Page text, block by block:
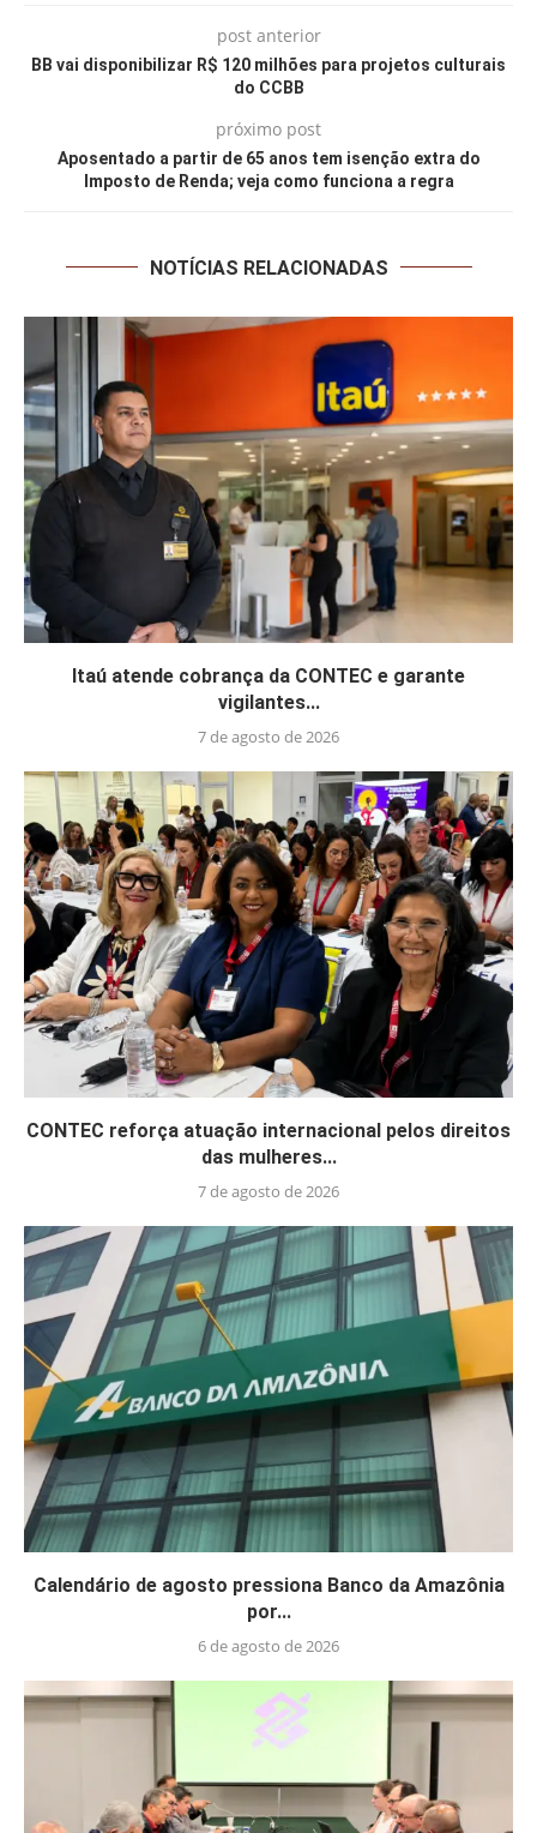
post anterior
BB vai disponibilizar R$ 120 milhões para projetos culturais
do CCBB
próximo post
Aposentado a partir de 65 anos tem isenção extra do
Imposto de Renda; veja como funciona a regra
NOTÍCIAS RELACIONADAS
Itaú atende cobrança da CONTEC e garante
vigilantes...
7 de agosto de 2026
CONTEC reforça atuação internacional pelos direitos
das mulheres...
7 de agosto de 2026
Calendário de agosto pressiona Banco da Amazônia
por...
6 de agosto de 2026